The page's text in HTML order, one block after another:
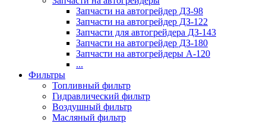
Запчасти на автогрейдер ДЗ-98
Запчасти на автогрейдер ДЗ-122
Запчасти для автогрейдера ДЗ-143
Запчасти на автогрейдер ДЗ-180
Запчасти на автогрейдеры А-120
...
Фильтры
Топливный фильтр
Гидравлический фильтр
Воздушный фильтр
Масляный фильтр